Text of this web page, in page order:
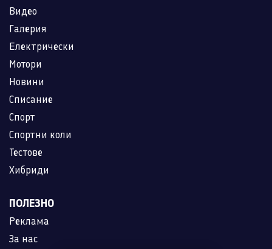
Видео
Галерия
Електрически
Мотори
Новини
Списание
Спорт
Спортни коли
Тестове
Хибриди
ПОЛЕЗНО
Реклама
За нас